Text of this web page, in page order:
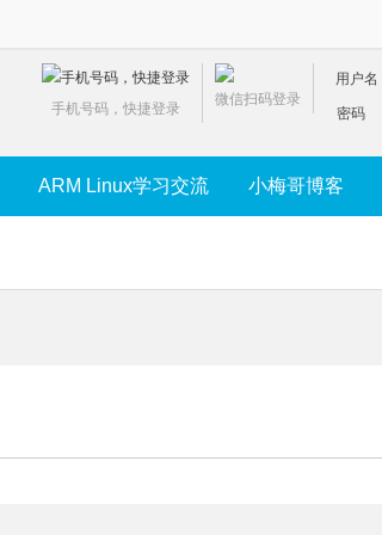
用户名
密码
微信扫码登录
手机号码，快捷登录
ARM Linux学习交流 小梅哥博客